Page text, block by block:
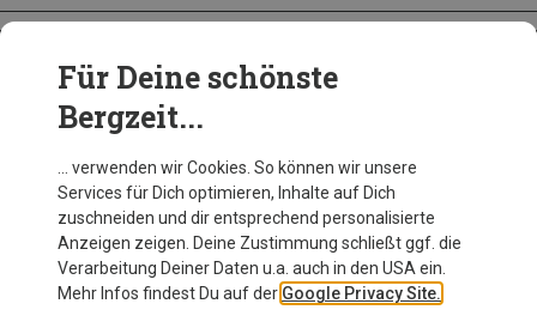
BEKLEIDUNG
Für Deine schönste
Bergzeit...
… verwenden wir Cookies. So können wir unsere
Services für Dich optimieren, Inhalte auf Dich
zuschneiden und dir entsprechend personalisierte
Anzeigen zeigen. Deine Zustimmung schließt ggf. die
Verarbeitung Deiner Daten u.a. auch in den USA ein.
Mehr Infos findest Du auf der Google Privacy Site.